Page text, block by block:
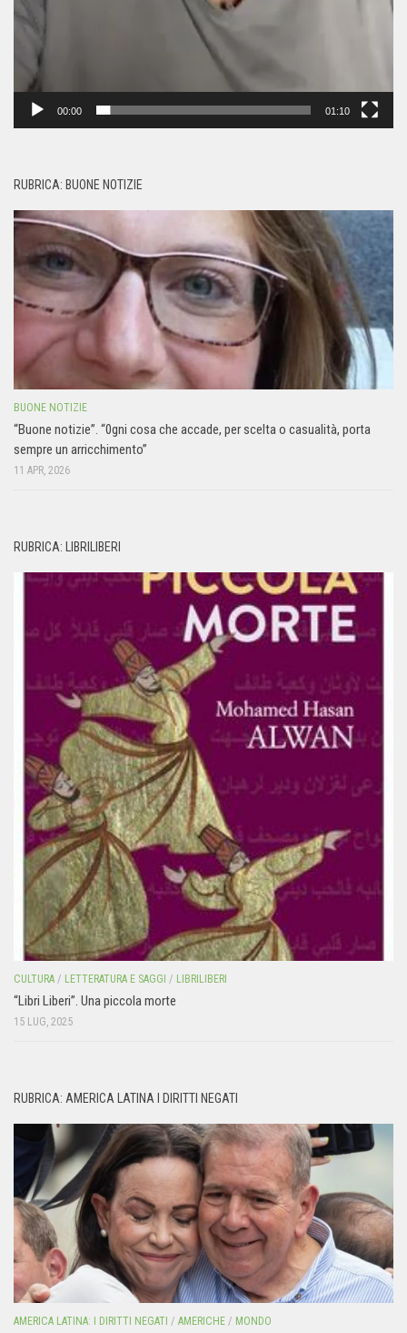
00:00 01:10
RUBRICA: BUONE NOTIZIE
BUONE NOTIZIE
“Buone notizie”. “0gni cosa che accade, per scelta o casualità, porta
sempre un arricchimento”
11 APR, 2026
RUBRICA: LIBRILIBERI
CULTURA / LETTERATURA E SAGGI / LIBRILIBERI
“Libri Liberi”. Una piccola morte
15 LUG, 2025
RUBRICA: AMERICA LATINA I DIRITTI NEGATI
AMERICA LATINA: I DIRITTI NEGATI / AMERICHE / MONDO